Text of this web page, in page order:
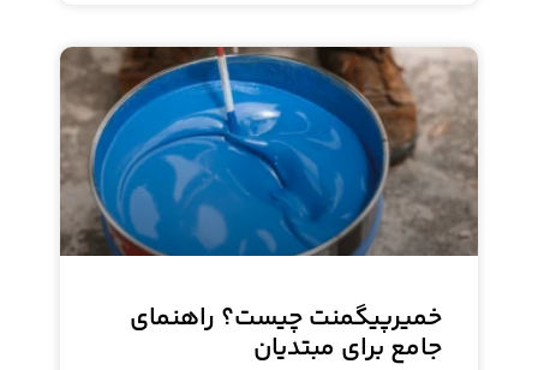
خمیرپیگمنت چیست؟ راهنمای
جامع برای مبتدیان